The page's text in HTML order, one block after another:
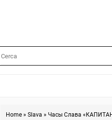
Home »Slava »Часы Слава